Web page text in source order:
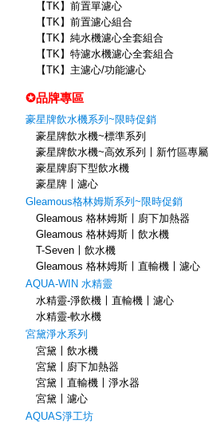
【TK】前置單濾心
【TK】前置濾心組合
【TK】純水機濾心全套組合
【TK】特濾水機濾心全套組合
【TK】主濾心/功能濾心
✪品牌專區
豪星牌飲水機系列~限時促銷
豪星牌飲水機~標準系列
豪星牌飲水機~高效系列〡新竹區專屬
豪星牌廚下型飲水機
豪星牌〡濾心
Gleamous格林姆斯系列~限時促銷
Gleamous 格林姆斯〡廚下加熱器
Gleamous 格林姆斯〡飲水機
T-Seven〡飲水機
Gleamous 格林姆斯〡直輸機〡濾心
AQUA-WIN 水精靈
水精靈-淨飲機〡直輸機〡濾心
水精靈-軟水機
宮黛淨水系列
宮黛〡飲水機
宮黛〡廚下加熱器
宮黛〡直輸機〡淨水器
宮黛〡濾心
AQUAS淨工坊